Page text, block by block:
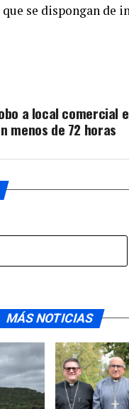
se dispongan de
a local comercial
menos de 72 horas
MÁS NOTICIAS